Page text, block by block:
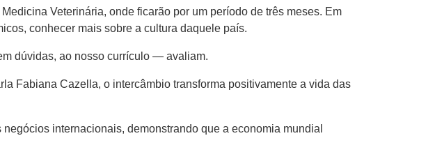
Veterinária, onde ficarão por um período de três meses. Em
conhecer mais sobre a cultura daquele país.
dúvidas, ao nosso currículo — avaliam.
Fabiana Cazella, o intercâmbio transforma positivamente a vida das
internacionais, demonstrando que a economia mundial